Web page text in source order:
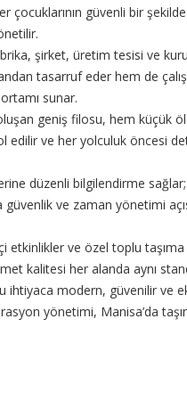
güvenli bir
şirket, üretim tesisi ve
tasarruf eder hem de
sunar.
geniş filosu, hem küçük
ve her yolculuk öncesi
düzenli bilgilendirme
ve zaman yönetimi
etkinlikler ve özel toplu taşıma
kalitesi her alanda aynı
ihtiyaca modern, güvenilir ve
yönetimi, Manisa’da